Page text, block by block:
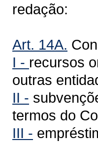
redação:
Art. 14A.
I - recursos
outras
II -
termos do
III -